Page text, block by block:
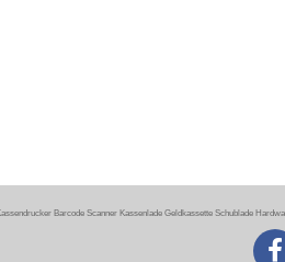
Barcode Scanner Kassenlade Geldkassette Schublade